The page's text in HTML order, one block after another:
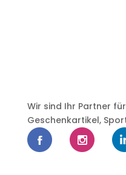
Wir sind Ihr Partner
Geschenkartikel,